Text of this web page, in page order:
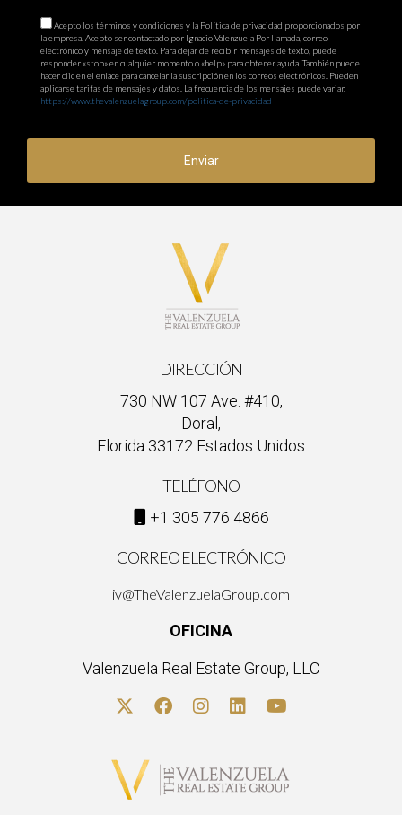
Acepto los términos y condiciones y la Política de privacidad proporcionados por
la empresa. Acepto ser contactado por Ignacio Valenzuela Por llamada, correo
electrónico y mensaje de texto. Para dejar de recibir mensajes de texto, puede
responder «stop» en cualquier momento o «help» para obtener ayuda. También puede
hacer clic en el enlace para cancelar la suscripción en los correos electrónicos. Pueden
aplicarse tarifas de mensajes y datos. La frecuencia de los mensajes puede variar.
https://www.thevalenzuelagroup.com/politica-de-privacidad
Enviar
DIRECCIÓN
730 NW 107 Ave. #410,
Doral,
Florida 33172 Estados Unidos
TELÉFONO
+1 305 776 4866
CORREO ELECTRÓNICO
iv@TheValenzuelaGroup.com
OFICINA
Valenzuela Real Estate Group, LLC